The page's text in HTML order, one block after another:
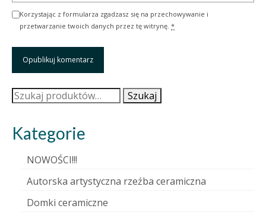
Korzystając z formularza zgadzasz się na przechowywanie i
przetwarzanie twoich danych przez tę witrynę. *
Szukaj: Szukaj
Kategorie
NOWOŚCI!!!
Autorska artystyczna rzeźba ceramiczna
Domki ceramiczne